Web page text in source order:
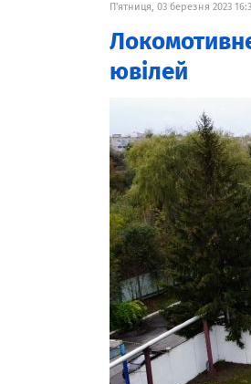
П'ятниця, 03 березня 2023
ювілей